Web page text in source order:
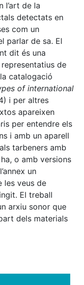
l’art de la
detectats en
com un
parlar de sa. El
dit és una
de
catalogació
of international
i per altres
apareixen
per entendre els
i amb un aparell
tarbeners amb
o amb versions
un
les veus de
El treball
arxiu sonor que
dels materials